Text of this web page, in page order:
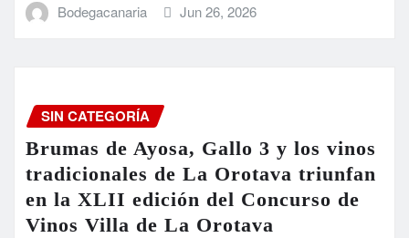
Bodegacanaria Jun 26, 2026
SIN CATEGORÍA
Brumas de Ayosa, Gallo 3 y los vinos
tradicionales de La Orotava triunfan
en la XLII edición del Concurso de
Vinos Villa de La Orotava